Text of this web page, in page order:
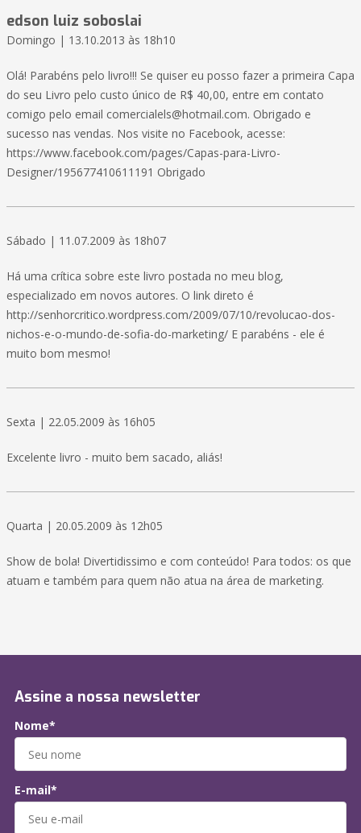
edson luiz soboslai
Domingo | 13.10.2013 às 18h10
Olá! Parabéns pelo livro!!! Se quiser eu posso fazer a primeira Capa
do seu Livro pelo custo único de R$ 40,00, entre em contato
comigo pelo email comercialels@hotmail.com. Obrigado e
sucesso nas vendas. Nos visite no Facebook, acesse:
https://www.facebook.com/pages/Capas-para-Livro-
Designer/195677410611191 Obrigado
Sábado | 11.07.2009 às 18h07
Há uma crítica sobre este livro postada no meu blog,
especializado em novos autores. O link direto é
http://senhorcritico.wordpress.com/2009/07/10/revolucao-dos-
nichos-e-o-mundo-de-sofia-do-marketing/ E parabéns - ele é
muito bom mesmo!
Sexta | 22.05.2009 às 16h05
Excelente livro - muito bem sacado, aliás!
Quarta | 20.05.2009 às 12h05
Show de bola! Divertidissimo e com conteúdo! Para todos: os que
atuam e também para quem não atua na área de marketing.
Assine a nossa newsletter
Nome*
E-mail*